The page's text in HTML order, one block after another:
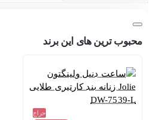
محبوب ترین های این برند
حراج